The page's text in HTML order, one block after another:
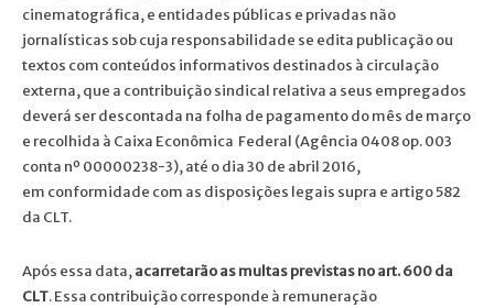
cinematográfica, e entidades públicas e privadas não
jornalísticas sob cuja responsabilidade se edita publicação ou
textos com conteúdos informativos destinados à circulação
externa, que a contribuição sindical relativa a seus empregados
deverá ser descontada na folha de pagamento do mês de março
e recolhida à Caixa Econômica Federal (Agência 0408 op. 003
conta nº 00000238-3), até o dia 30 de abril 2016,
em conformidade com as disposições legais supra e artigo 582
da CLT.
Após essa data,acarretarão as multas previstas no art. 600 da
CLT. Essa contribuição corresponde à remuneração